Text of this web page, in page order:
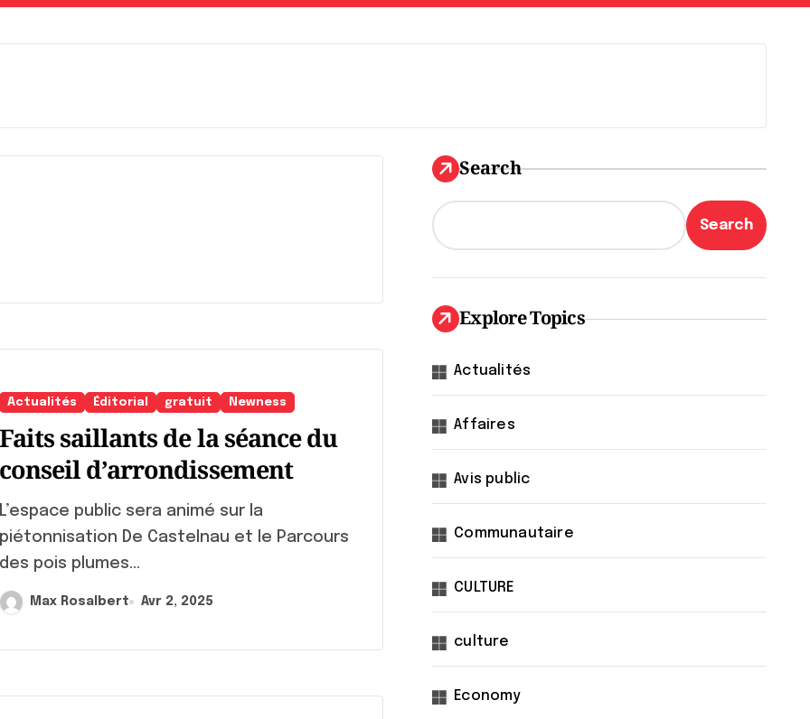
Actualités Éditorial gratuit Newness
Faits saillants de la séance du
conseil d’arrondissement
L’espace public sera animé sur la
piétonnisation De Castelnau et le Parcours
des pois plumes...
Max Rosalbert Avr 2, 2025
Search
Search
Explore Topics
Actualités
Affaires
Avis public
Communautaire
CULTURE
culture
Economy